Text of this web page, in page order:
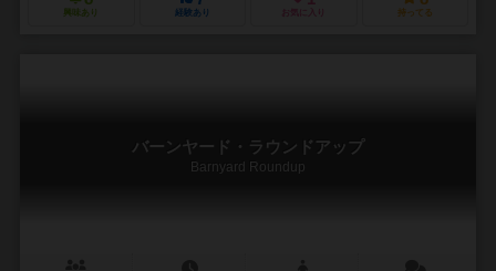
興味あり 経験あり お気に入り 持ってる
バーンヤード・ラウンドアップ
Barnyard Roundup